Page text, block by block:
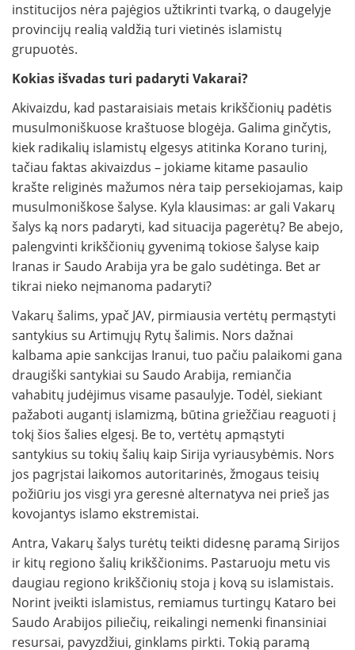
institucijos nėra pajėgios užtikrinti tvarką, o daugelyje
provincijų realią valdžią turi vietinės islamistų
grupuotės.
Kokias išvadas turi padaryti Vakarai?
Akivaizdu, kad pastaraisiais metais krikščionių padėtis
musulmoniškuose kraštuose blogėja. Galima ginčytis,
kiek radikalių islamistų elgesys atitinka Korano turinį,
tačiau faktas akivaizdus – jokiame kitame pasaulio
krašte religinės mažumos nėra taip persekiojamas, kaip
musulmoniškose šalyse. Kyla klausimas: ar gali Vakarų
šalys ką nors padaryti, kad situacija pagerėtų? Be abejo,
palengvinti krikščionių gyvenimą tokiose šalyse kaip
Iranas ir Saudo Arabija yra be galo sudėtinga. Bet ar
tikrai nieko neįmanoma padaryti?
Vakarų šalims, ypač JAV, pirmiausia vertėtų permąstyti
santykius su Artimųjų Rytų šalimis. Nors dažnai
kalbama apie sankcijas Iranui, tuo pačiu palaikomi gana
draugiški santykiai su Saudo Arabija, remiančia
vahabitų judėjimus visame pasaulyje. Todėl, siekiant
pažaboti augantį islamizmą, būtina griežčiau reaguoti į
tokį šios šalies elgesį. Be to, vertėtų apmąstyti
santykius su tokių šalių kaip Sirija vyriausybėmis. Nors
jos pagrįstai laikomos autoritarinės, žmogaus teisių
požiūriu jos visgi yra geresnė alternatyva nei prieš jas
kovojantys islamo ekstremistai.
Antra, Vakarų šalys turėtų teikti didesnę paramą Sirijos
ir kitų regiono šalių krikščionims. Pastaruoju metu vis
daugiau regiono krikščionių stoja į kovą su islamistais.
Norint įveikti islamistus, remiamus turtingų Kataro bei
Saudo Arabijos piliečių, reikalingi nemenki finansiniai
resursai, pavyzdžiui, ginklams pirkti. Tokią paramą